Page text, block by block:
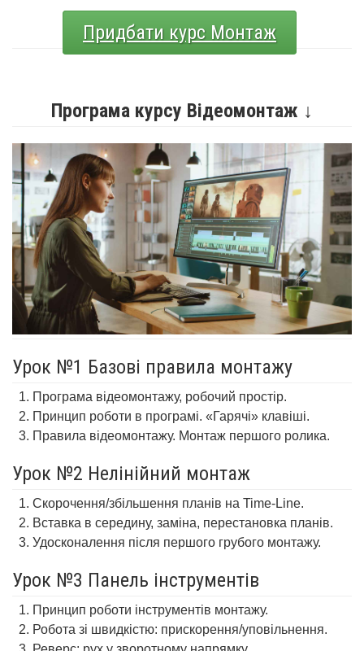
Придбати курс Монтаж
Програма курсу Відеомонтаж ↓
Урок №1 Базові правила монтажу
Програма відеомонтажу, робочий простір.
Принцип роботи в програмі. «Гарячі» клавіші.
Правила відеомонтажу. Монтаж першого ролика.
Урок №2 Нелінійний монтаж
Скорочення/збільшення планів на Time-Line.
Вставка в середину, заміна, перестановка планів.
Удосконалення після першого грубого монтажу.
Урок №3 Панель інструментів
Принцип роботи інструментів монтажу.
Робота зі швидкістю: прискорення/уповільнення.